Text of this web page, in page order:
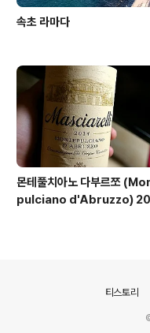
속초 라마다
몬테풀치아노 다부르쪼
pulciano d'Abruzzo)
티스토리